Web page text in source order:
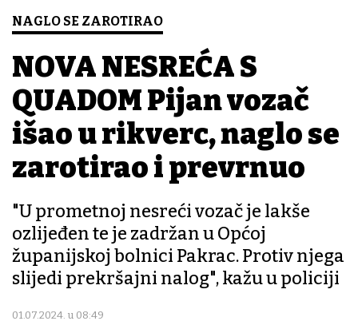
NAGLO SE ZAROTIRAO
NOVA NESREĆA S
QUADOM Pijan vozač
išao u rikverc, naglo se
zarotirao i prevrnuo
"U prometnoj nesreći vozač je lakše
ozlijeđen te je zadržan u Općoj
županijskoj bolnici Pakrac. Protiv njega
slijedi prekršajni nalog", kažu u policiji
01.07.2024. u 08:49